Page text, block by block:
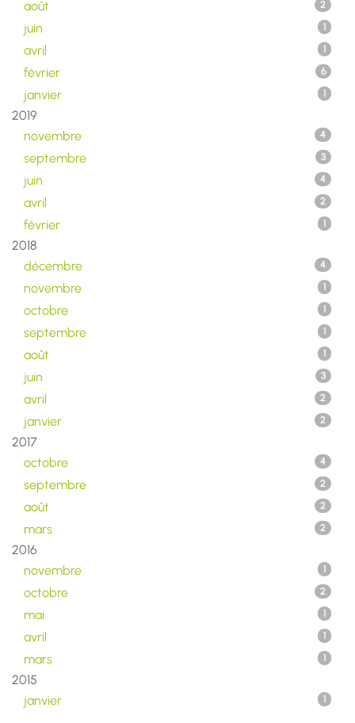
août 2
juin 1
avril 1
février 6
janvier 1
2019
novembre
4
septembre 3
juin 4
avril 2
février 1
2018
décembre
4
novembre 1
octobre 1
septembre 1
août 1
juin 3
avril 2
janvier 2
2017
octobre
4
septembre 2
août 2
mars 2
2016
novembre
1
octobre 2
mai 1
avril 1
mars 1
2015
janvier
1